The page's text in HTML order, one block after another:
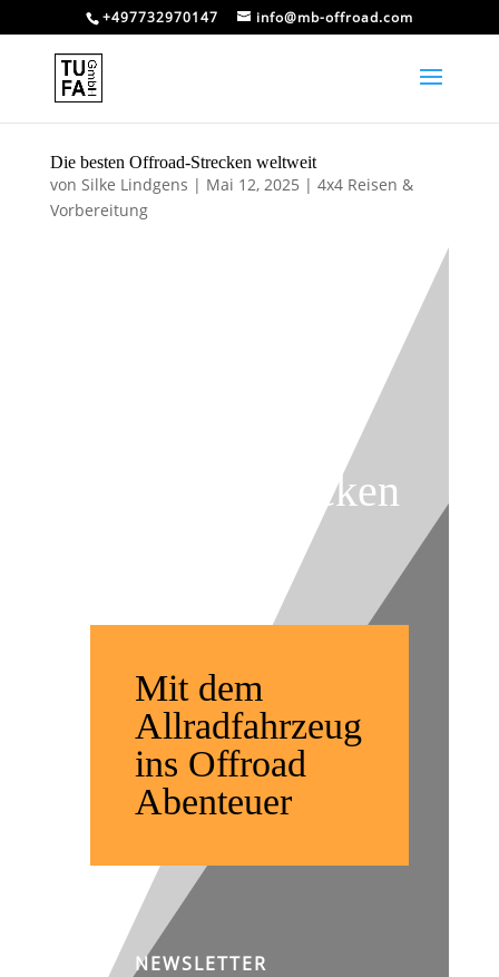
+497732970147 info@mb-offroad.com
Die besten Offroad-Strecken weltweit
von Silke Lindgens | Mai 12, 2025 | 4x4 Reisen &
Vorbereitung
Offroad-Strecken
Mit dem
Allradfahrzeug
ins Offroad
Abenteuer
NEWSLETTER